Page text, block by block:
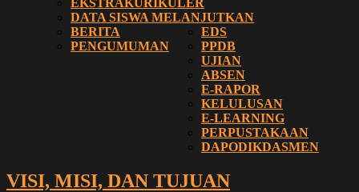
EKSTRAKURIKULER
DATA SISWA MELANJUTKAN
BERITA
PENGUMUMAN
EDS
PPDB
UJIAN
ABSEN
E-RAPOR
KELULUSAN
E-LEARNING
PERPUSTAKAAN
DAPODIKDASMEN
VISI, MISI, DAN TUJUAN